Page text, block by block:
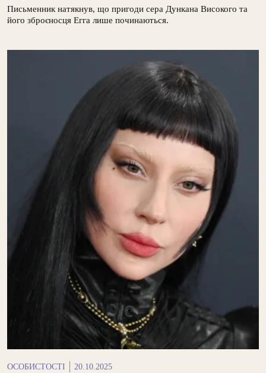
Письменник натякнув, що пригоди сера Дункана Високого та
його зброєносця Егга лише починаються.
ОСОБИСТОСТІ 20.10.2025